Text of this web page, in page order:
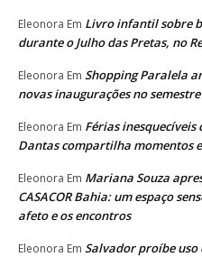
Eleonora Em Livro infantil sobre
durante o Julho das Pretas, no
Eleonora Em Shopping Paralela
novas inaugurações no semestre
Eleonora Em Férias
Dantas compartilha momentos
Eleonora Em Mariana Souza
CASACOR Bahia: um espaço
afeto e os encontros
Eleonora Em Salvador proíbe uso